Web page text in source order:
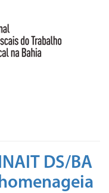
DS/BA